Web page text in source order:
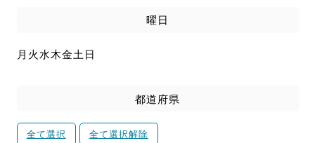
曜日
月 火水木金土日
都道府県
全て選択 全て選択解除